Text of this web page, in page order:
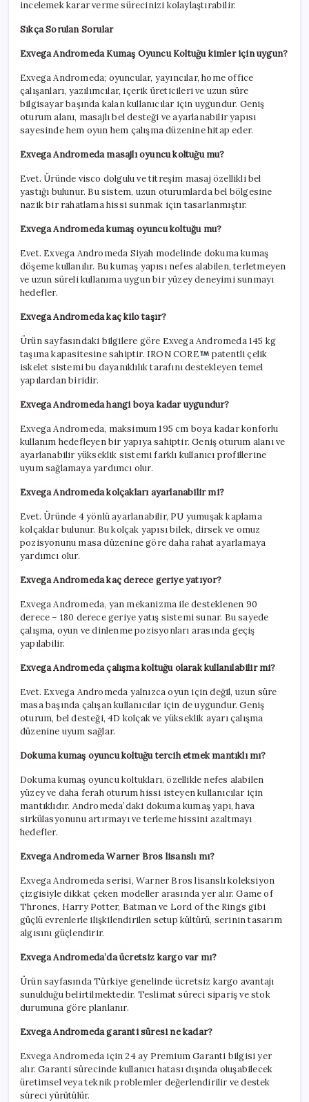
incelemek karar verme sürecinizi kolaylaştırabilir.
Sıkça Sorulan Sorular
Exvega Andromeda Kumaş Oyuncu Koltuğu kimler için uygun?
Exvega Andromeda; oyuncular, yayıncılar, home office
çalışanları, yazılımcılar, içerik üreticileri ve uzun süre
bilgisayar başında kalan kullanıcılar için uygundur. Geniş
oturum alanı, masajlı bel desteği ve ayarlanabilir yapısı
sayesinde hem oyun hem çalışma düzenine hitap eder.
Exvega Andromeda masajlı oyuncu koltuğu mu?
Evet. Üründe visco dolgulu ve titreşim masaj özellikli bel
yastığı bulunur. Bu sistem, uzun oturumlarda bel bölgesine
nazik bir rahatlama hissi sunmak için tasarlanmıştır.
Exvega Andromeda kumaş oyuncu koltuğu mu?
Evet. Exvega Andromeda Siyah modelinde dokuma kumaş
döşeme kullanılır. Bu kumaş yapısı nefes alabilen, terletmeyen
ve uzun süreli kullanıma uygun bir yüzey deneyimi sunmayı
hedefler.
Exvega Andromeda kaç kilo taşır?
Ürün sayfasındaki bilgilere göre Exvega Andromeda 145 kg
taşıma kapasitesine sahiptir. IRON CORE
patentli çelik
iskelet sistemi bu dayanıklılık tarafını destekleyen temel
yapılardan biridir.
Exvega Andromeda hangi boya kadar uygundur?
Exvega Andromeda, maksimum 195 cm boya kadar konforlu
kullanım hedefleyen bir yapıya sahiptir. Geniş oturum alanı ve
ayarlanabilir yükseklik sistemi farklı kullanıcı profillerine
uyum sağlamaya yardımcı olur.
Exvega Andromeda kolçakları ayarlanabilir mi?
Evet. Üründe 4 yönlü ayarlanabilir, PU yumuşak kaplama
kolçaklar bulunur. Bu kolçak yapısı bilek, dirsek ve omuz
pozisyonunu masa düzenine göre daha rahat ayarlamaya
yardımcı olur.
Exvega Andromeda kaç derece geriye yatıyor?
Exvega Andromeda, yan mekanizma ile desteklenen 90
derece – 180 derece geriye yatış sistemi sunar. Bu sayede
çalışma, oyun ve dinlenme pozisyonları arasında geçiş
yapılabilir.
Exvega Andromeda çalışma koltuğu olarak kullanılabilir mi?
Evet. Exvega Andromeda yalnızca oyun için değil, uzun süre
masa başında çalışan kullanıcılar için de uygundur. Geniş
oturum, bel desteği, 4D kolçak ve yükseklik ayarı çalışma
düzenine uyum sağlar.
Dokuma kumaş oyuncu koltuğu tercih etmek mantıklı mı?
Dokuma kumaş oyuncu koltukları, özellikle nefes alabilen
yüzey ve daha ferah oturum hissi isteyen kullanıcılar için
mantıklıdır. Andromeda’daki dokuma kumaş yapı, hava
sirkülasyonunu artırmayı ve terleme hissini azaltmayı
hedefler.
Exvega Andromeda Warner Bros lisanslı mı?
Exvega Andromeda serisi, Warner Bros lisanslı koleksiyon
çizgisiyle dikkat çeken modeller arasında yer alır. Game of
Thrones, Harry Potter, Batman ve Lord of the Rings gibi
güçlü evrenlerle ilişkilendirilen setup kültürü, serinin tasarım
algısını güçlendirir.
Exvega Andromeda’da ücretsiz kargo var mı?
Ürün sayfasında Türkiye genelinde ücretsiz kargo avantajı
sunulduğu belirtilmektedir. Teslimat süreci sipariş ve stok
durumuna göre planlanır.
Exvega Andromeda garanti süresi ne kadar?
Exvega Andromeda için 24 ay Premium Garanti bilgisi yer
alır. Garanti sürecinde kullanıcı hatası dışında oluşabilecek
üretimsel veya teknik problemler değerlendirilir ve destek
süreci yürütülür.